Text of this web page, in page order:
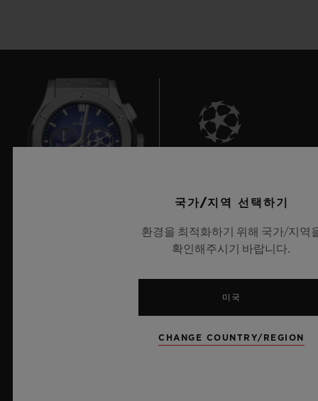
UEFA 챔피언스 리그 공식 타임키퍼
뉴스레터
국가/지역 선택하기
환경을 최적화하기 위해 국가/지역
확인해주시기 바랍니다.
미국
CHANGE COUNTRY/REGION